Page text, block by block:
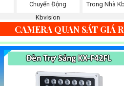
Chuyển Động
Kbvision
Trong Nhà
CAMERA QUAN SÁT GIÁ